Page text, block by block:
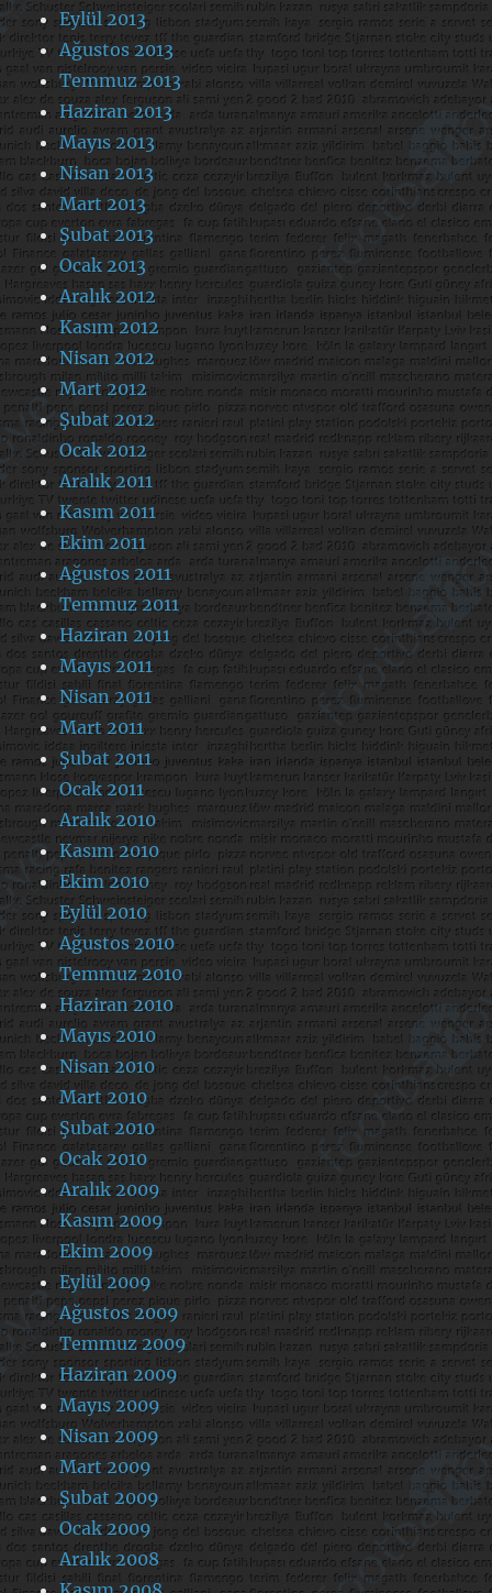
Eylül 2013
Ağustos 2013
Temmuz 2013
Haziran 2013
Mayıs 2013
Nisan 2013
Mart 2013
Şubat 2013
Ocak 2013
Aralık 2012
Kasım 2012
Nisan 2012
Mart 2012
Şubat 2012
Ocak 2012
Aralık 2011
Kasım 2011
Ekim 2011
Ağustos 2011
Temmuz 2011
Haziran 2011
Mayıs 2011
Nisan 2011
Mart 2011
Şubat 2011
Ocak 2011
Aralık 2010
Kasım 2010
Ekim 2010
Eylül 2010
Ağustos 2010
Temmuz 2010
Haziran 2010
Mayıs 2010
Nisan 2010
Mart 2010
Şubat 2010
Ocak 2010
Aralık 2009
Kasım 2009
Ekim 2009
Eylül 2009
Ağustos 2009
Temmuz 2009
Haziran 2009
Mayıs 2009
Nisan 2009
Mart 2009
Şubat 2009
Ocak 2009
Aralık 2008